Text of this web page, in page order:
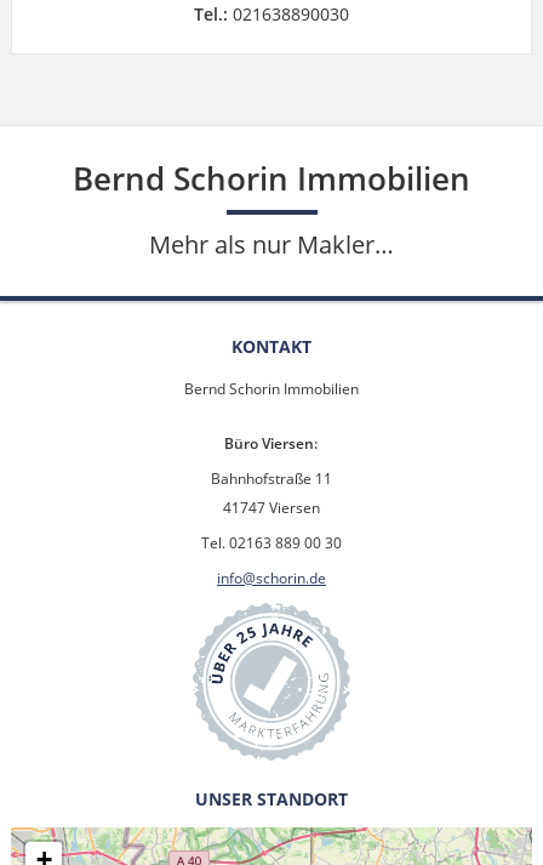
Tel.: 021638890030
Bernd Schorin Immobilien
Mehr als nur Makler…
KONTAKT
Bernd Schorin Immobilien
Büro Viersen:
Bahnhofstraße 11
41747 Viersen
Tel. 02163 889 00 30
info@schorin.de
UNSER STANDORT